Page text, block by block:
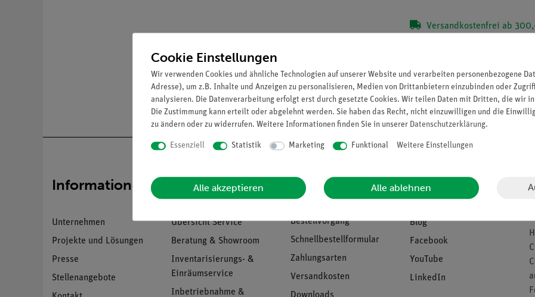
Versandkostenfrei ab
Informationen
Unternehmen
Projekte und Lösungen
Presse
Stellenangebote
Service
Übersicht Service
Beratung & Showroom
Inventarisierungs- &
Einräumservice
Inbetriebnahme &
Support
Bestellvorgang
Schnellbestellformular
Zahlungsarten
Versandkosten
Social Media
Blog
Facebook
YouTube
LinkedIn
Cookie Einstellungen
Wir verwenden Cookies und ähnliche Technologien auf unserer Website und verarbeiten personenbezogene
Adresse), um z.B. Inhalte und Anzeigen zu personalisieren, Medien von Drittanbietern einzubinden oder
analysieren. Die Datenverarbeitung erfolgt erst durch gesetzte Cookies. Wir teilen Daten mit Dritten, die wir
Die Zustimmung kann erteilt oder abgelehnt werden. Sie haben das Recht, nicht einzuwilligen und die
zu ändern oder zu widerrufen. Weitere Informationen finden Sie in unserer Daten­schutz­erklärung.
Essenziell Statistik Marketing Funktional Weitere Einstellungen
Alle akzeptieren Alle ablehnen